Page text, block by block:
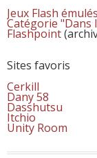
Jeux Flash émulés
Catégorie "Dans
Flashpoint
Sites favoris
Cerkill
Dany 58
Dasshutsu
Itchio
Unity Room